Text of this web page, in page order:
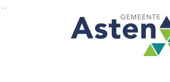
Ga naar de inhoud van deze pagina
Ga naar het zoeken
Ga naar het menu